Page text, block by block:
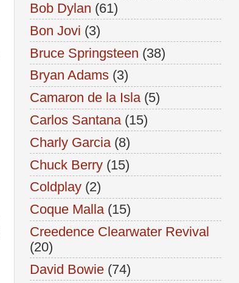
Bob Dylan (61)
Bon Jovi (3)
Bruce Springsteen (38)
Bryan Adams (3)
Camaron de la Isla (5)
Carlos Santana (15)
Charly Garcia (8)
Chuck Berry (15)
Coldplay (2)
Coque Malla (15)
Creedence Clearwater Revival
(20)
David Bowie (74)